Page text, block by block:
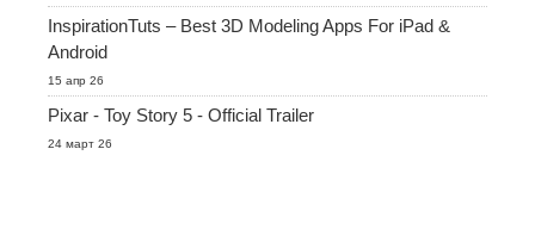
InspirationTuts – Best 3D Modeling Apps For iPad &
Android
15 апр 26
Pixar - Toy Story 5 - Official Trailer
24 март 26